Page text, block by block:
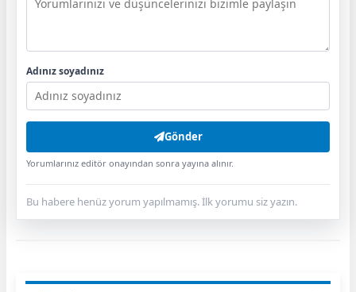
Adınız soyadınız
Gönder
Yorumlarınız editör onayından sonra yayına alınır.
Bu habere henüz yorum yapılmamış. İlk yorumu siz yazın.